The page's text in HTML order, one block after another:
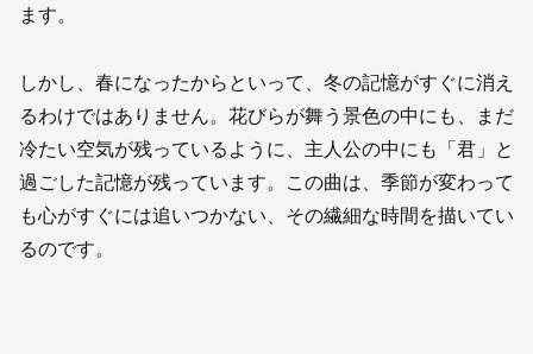
ます。
しかし、春になったからといって、冬の記憶がすぐに消え
るわけではありません。花びらが舞う景色の中にも、まだ
冷たい空気が残っているように、主人公の中にも「君」と
過ごした記憶が残っています。この曲は、季節が変わって
も心がすぐには追いつかない、その繊細な時間を描いてい
るのです。